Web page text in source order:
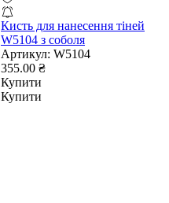
Кисть для нанесення тіней
W5104 з соболя
Артикул: W5104
355.00 ₴
Купити
Купити